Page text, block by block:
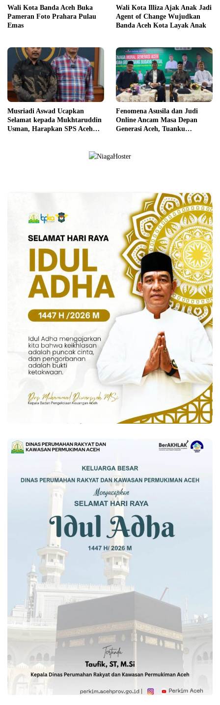
Wali Kota Banda Aceh Buka
Pameran Foto Prahara Pulau
Emas
Wali Kota Illiza Ajak Anak Jadi
Agent of Change Wujudkan
Banda Aceh Kota Layak Anak
Musriadi Aswad Ucapkan
Selamat kepada Mukhtaruddin
Usman, Harapkan SPS Aceh
Fenomena Asusila dan Judi
Online Ancam Masa Depan
Generasi Aceh, Tuanku
Pendidikan Akhlak